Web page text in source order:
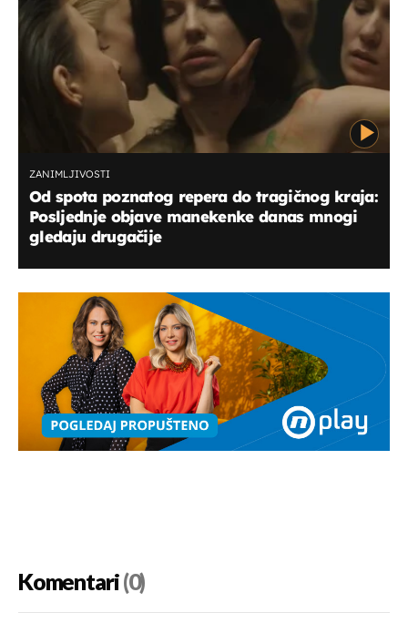
ZANIMLJIVOSTI
Od spota poznatog repera do tragičnog kraja:
Posljednje objave manekenke danas mnogi
gledaju drugačije
Komentari(0)